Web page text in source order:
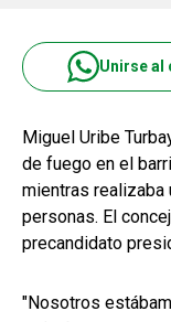
Unirse al
Miguel Uribe
de fuego en el
mientras realizaba
personas. El
precandidato
"Nosotros